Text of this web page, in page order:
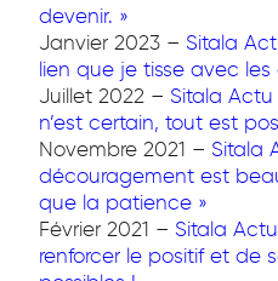
En
route
vers
la
citoyenneté
internationale
!
Nos
formules
devenir. »
Janvier 2023 – Sitala
lien que je tisse avec les
Juillet 2022 – Sitala Actu
n’est certain, tout est
Novembre 2021 – Sitala
découragement est
que la patience »
Février 2021 – Sitala
renforcer le positif et de